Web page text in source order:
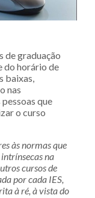
de graduação
do horário de
baixas,
nas
que
o curso
às normas que
na
cursos de
por cada IES,
à ré, à vista do